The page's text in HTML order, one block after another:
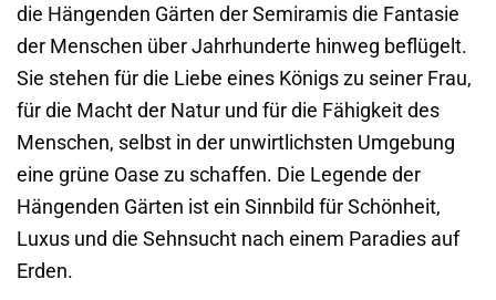
die Hängenden Gärten der Semiramis die Fantasie
der Menschen über Jahrhunderte hinweg beflügelt.
Sie stehen für die Liebe eines Königs zu seiner Frau,
für die Macht der Natur und für die Fähigkeit des
Menschen, selbst in der unwirtlichsten Umgebung
eine grüne Oase zu schaffen. Die Legende der
Hängenden Gärten ist ein Sinnbild für Schönheit,
Luxus und die Sehnsucht nach einem Paradies auf
Erden.